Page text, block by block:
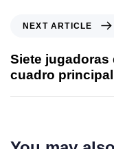
NEXT ARTICLE
Siete jugadoras
cuadro principal